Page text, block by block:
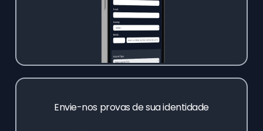
Envie-nos provas de sua identidade